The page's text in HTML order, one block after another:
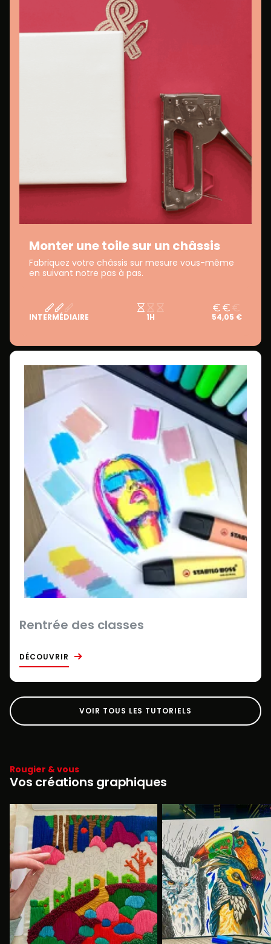
Monter une toile sur un châssis
Fabriquez votre châssis sur mesure vous-même
en suivant notre pas à pas.
INTERMÉDIAIRE 1H 54,05 €
Rentrée des classes
DÉCOUVRIR
VOIR TOUS LES TUTORIELS
Rougier & vous
Vos créations graphiques